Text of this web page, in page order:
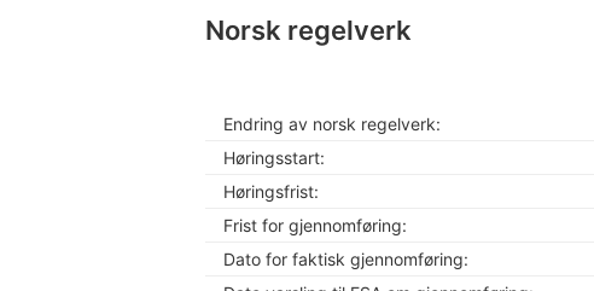
Norsk regelverk
Endring av norsk regelverk:
Høringsstart:
Høringsfrist:
Frist for gjennomføring:
Dato for faktisk gjennomføring: